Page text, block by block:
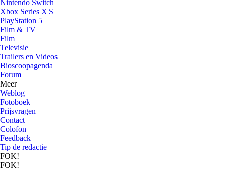
Nintendo Switch
Xbox Series X|S
PlayStation 5
Film & TV
Film
Televisie
Trailers en Videos
Bioscoopagenda
Forum
Meer
Weblog
Fotoboek
Prijsvragen
Contact
Colofon
Feedback
Tip de redactie
FOK!
FOK!